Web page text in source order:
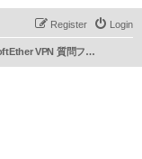
Login
Register
SoftEther VPN 質問フォーラム (日本語)